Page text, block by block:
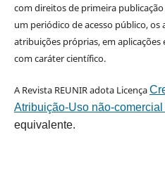
com direitos de primeira
um periódico de acesso público,
atribuições próprias, em aplicações
com caráter científico.
A Revista REUNIR adota Licença
Atribuição-Uso não-
equivalente.